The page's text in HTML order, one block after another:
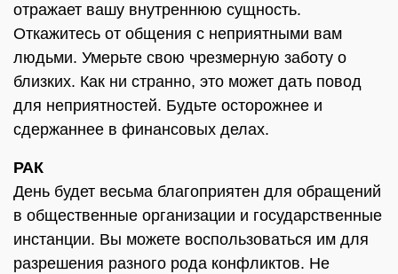
отражает вашу внутреннюю сущность.
Откажитесь от общения с неприятными вам
людьми. Умерьте свою чрезмерную заботу о
близких. Как ни странно, это может дать повод
для неприятностей. Будьте осторожнее и
сдержаннее в финансовых делах.
РАК
День будет весьма благоприятен для обращений
в общественные организации и государственные
инстанции. Вы можете воспользоваться им для
разрешения разного рода конфликтов. Не